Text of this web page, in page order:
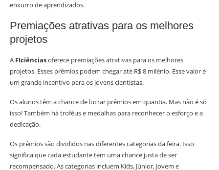
enxurro de aprendizados.
Premiações atrativas para os melhores
projetos
A FIciênciasoferece premiações atrativas para os melhores
projetos. Esses prêmios podem chegar até R$ 8 milénio. Esse valor é
um grande incentivo para os jovens cientistas.
Os alunos têm a chance de lucrar prêmios em quantia. Mas não é só
isso! Também há troféus e medalhas para reconhecer o esforço e a
dedicação.
Os prêmios são divididos nas diferentes categorias da feira. Isso
significa que cada estudante tem uma chance justa de ser
recompensado. As categorias incluem Kids, Júnior, Jovem e